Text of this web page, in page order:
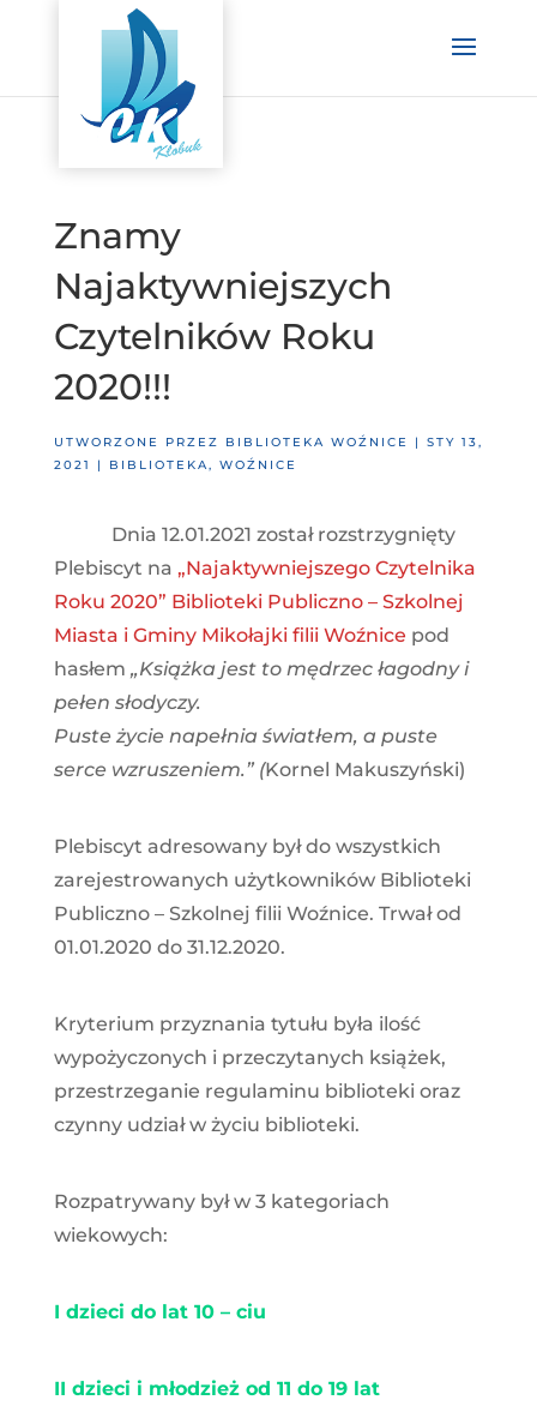
Znamy
Najaktywniejszych
Czytelników Roku
2020!!!
UTWORZONE PRZEZ BIBLIOTEKA WOŹNICE | STY 13,
2021
| BIBLIOTEKA, WOŹNICE
Dnia 12.01.2021 został rozstrzygnięty
Plebiscyt na „Najaktywniejszego Czytelnika
Roku 2020” Biblioteki Publiczno – Szkolnej
Miasta i Gminy Mikołajki filii Woźnice pod
hasłem „Książka jest to mędrzec łagodny i
pełen słodyczy.
Puste życie napełnia światłem, a puste
serce wzruszeniem.” (Kornel Makuszyński)
Plebiscyt adresowany był do wszystkich
zarejestrowanych użytkowników Biblioteki
Publiczno – Szkolnej filii Woźnice. Trwał od
01.01.2020 do 31.12.2020.
Kryterium przyznania tytułu była ilość
wypożyczonych i przeczytanych książek,
przestrzeganie regulaminu biblioteki oraz
czynny udział w życiu biblioteki.
Rozpatrywany był w 3 kategoriach
wiekowych:
I dzieci do lat 10 – ciu
II dzieci i młodzież od 11 do 19 lat